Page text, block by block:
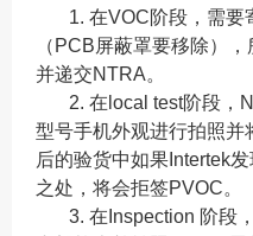
1. 在VOC阶段，需要
（PCB屏蔽罩要移除）
并递交NTRA。
2. 在local test阶段，
型号手机外观进行拍照并
后的验货中如果Intertek
之处，将会拒签PVOC。
3. 在Inspection 阶段